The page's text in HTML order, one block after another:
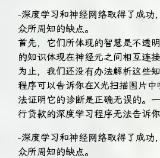
-深度学习和神经网络取得了成功
众所周知的缺点。
首先，它们所体现的智慧是不透
的知识体现在神经元之间相互连
为止，我们还没有办法解析这些
程序可以告诉你在X光扫描图片
法证明它的诊断是正确无误的。
行贷款的深度学习程序无法告诉
-深度学习和神经网络取得了成功
众所周知的缺点。